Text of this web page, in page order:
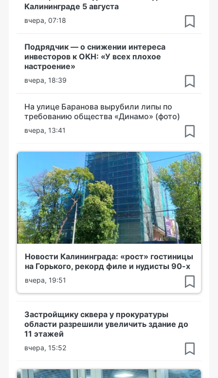
Калининграде 5 августа
вчера, 07:18
Подрядчик — о снижении интереса
инвесторов к ОКН: «У всех плохое
настроение»
вчера, 18:39
На улице Баранова вырубили липы по
требованию общества «Динамо» (фото)
вчера, 13:41
Новости Калининграда: «рост» гостиницы
на Горького, рекорд филе и нудисты 90-х
вчера, 19:51
Застройщику сквера у прокуратуры
области разрешили увеличить здание до
11 этажей
вчера, 15:52